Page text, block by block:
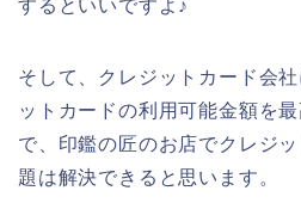
するといいですよ♪
そして、クレジットカード会
ットカードの利用可能金額を
で、印鑑の匠のお店でクレジ
題は解決できると思います。